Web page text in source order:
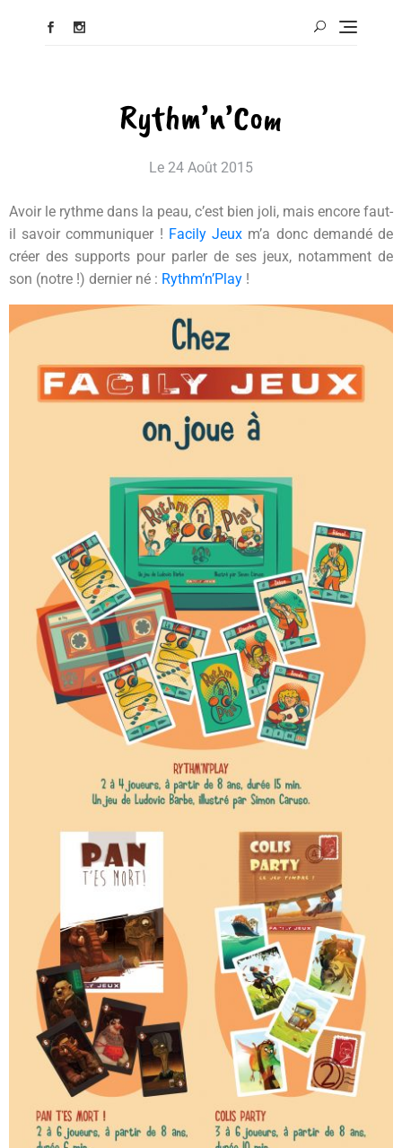
Rythm’n’Com
Le 24 Août 2015
Avoir le rythme dans la peau, c’est bien joli, mais encore faut-
il savoir communiquer ! Facily Jeux m’a donc demandé de
créer des supports pour parler de ses jeux, notamment de
son (notre !) dernier né : Rythm’n’Play !